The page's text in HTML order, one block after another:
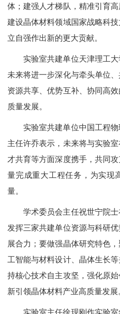
体；建强人才梯队，精准引育
建设晶体材料领域国家战略科
立自强作出新的更大贡献。
实验室共建单位天津理工
未来将进一步深化与牵头单位
资源共享、优势互补、协同高
质量发展。
实验室共建单位中国工程
主任许乔表示，未来将与实验
才共育等方面深度携手，共同
量完成重大工程任务，为实现
量。
学术委员会主任祝世宁院
发挥三家共建单位资源与科研
展合力；要做强晶体研究特色
工智能与材料设计、晶体生长
持核心技术自主攻坚，强化原
新引领晶体材料产业高质量发展
实验室主任徐现刚作实验